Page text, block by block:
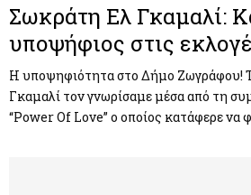
Σωκράτη Ελ Γκαμαλί:
υποψήφιος στις
Η υποψηφιότητα στο Δήμο Ζωγράφου!
Γκαμαλί τον γνωρίσαμε μέσα από τη
“Power Of Love” ο οποίος κατάφερε να